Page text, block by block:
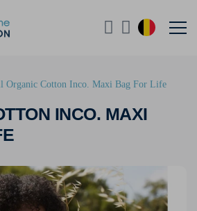
INCO. MAXI
Organic Cotton Inco. Maxi Bag For Life